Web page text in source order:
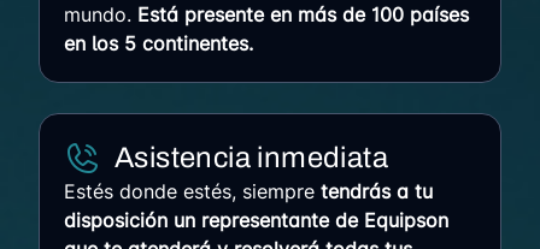
mundo. Está presente en más de 100 países
en los 5 continentes.
Asistencia inmediata
Estés donde estés, siempre tendrás a tu
disposición un representante de Equipson